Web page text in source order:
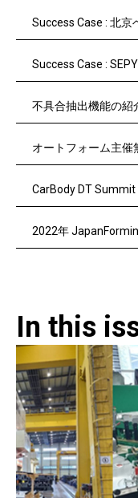
Success Case : 北京
Success Case :
不具合抽出機能の紹
オートフォーム主催
CarBody DT Summit
2022年
In this